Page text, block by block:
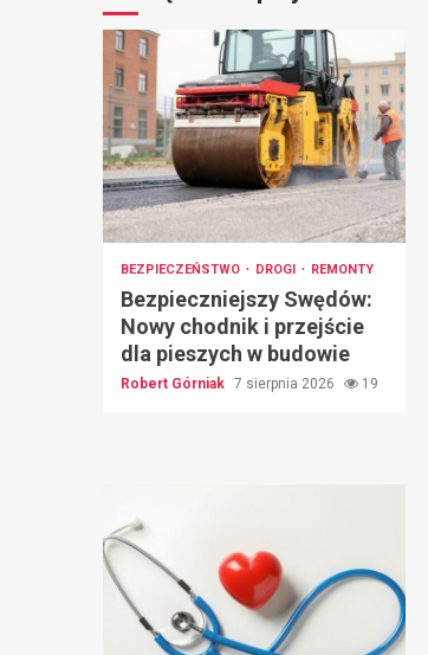
BEZPIECZEŃSTWO DROGI REMONTY
Bezpieczniejszy Swędów:
Nowy chodnik i przejście
dla pieszych w budowie
Robert Górniak 7 sierpnia 2026 19